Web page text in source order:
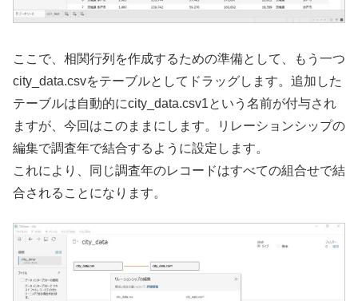
ここで、相関行列を作成するための準備として、もう一つ
city_data.csvをテーブルとしてドラッグします。追加した
テーブルは自動的にcity_data.csv1という名前が付与され
ますが、今回はこのままにします。リレーションシップの
編集で調査年で結合するように設定します。
これにより、同じ調査年のレコードはすべての組合せで結
合されることになります。